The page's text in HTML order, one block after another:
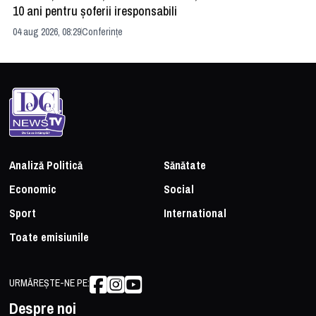
10 ani pentru șoferii iresponsabili
04 aug 2026, 08:29Conferințe
Analiză Politică
Sănătate
Economic
Social
Sport
International
Toate emisiunile
URMĂREȘTE-NE PE:
Despre noi